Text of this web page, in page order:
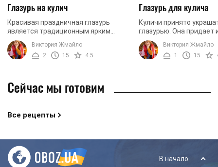
Глазурь на кулич
Красивая праздничная глазурь
является традиционным ярким
украшением пасочки. Хорошая
глазурь не крошиться и не липнет к
ножу при нарезании. Сделать ...
Виктория Жмайло
2
15 4.5
Глазурь для кулича
Куличи принято
глазурью. Она придает
аппетитный вид. В
поделимся, как
глазурь, ...
Виктория Жмайло
1
15
Сейчас мы готовим
Все рецепты
В начало